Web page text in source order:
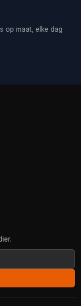
op maat, elke dag